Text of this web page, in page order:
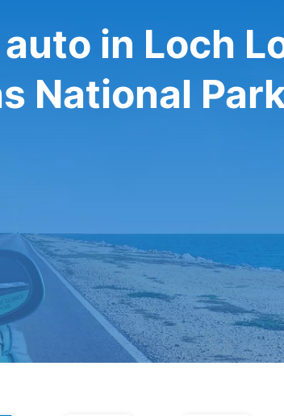
in Loch
National